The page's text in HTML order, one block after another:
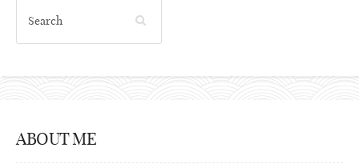
ABOUT ME